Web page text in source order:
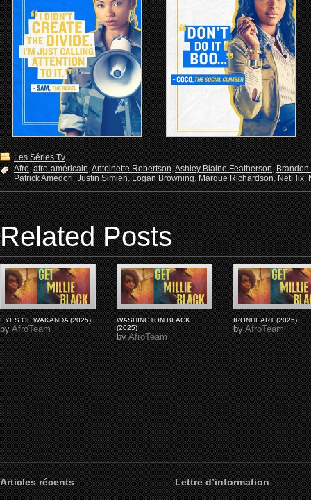
Les Séries Tv
Afro,afro-américain,Antoinette Robertson,Ashley Blaine Featherson,Brandon
Patrick Amedori,Justin Simien,Logan Browning,Marque Richardson,NetFlix,
Related Posts
EYES OF WAKANDA (2025)
byAfroTeam
WASHINGTON BLACK
(2025)
byAfroTeam
IRONHEART (2025)
byAfroTeam
Articles récents Lettre d’information